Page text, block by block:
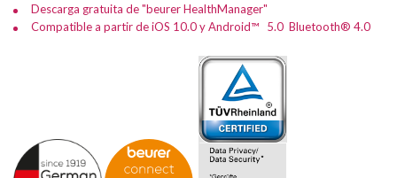
Descarga gratuita de "beurer HealthManager"
Compatible a partir de iOS 10.0 y Android™ 5.0 Bluetooth® 4.0